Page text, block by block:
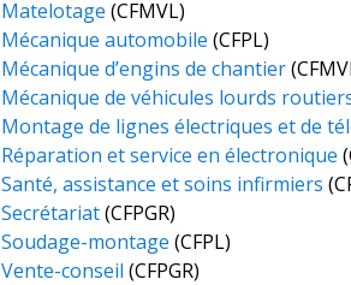
Matelotage (CFMVL)
Mécanique automobile (CFPL)
Mécanique d’engins de chantier
Mécanique de véhicules lourds
Montage de lignes électriques et de
Réparation et service en électronique
Santé, assistance et soins infirmiers
Secrétariat(CFPGR)
Soudage-montage (CFPL)
Vente-conseil (CFPGR)